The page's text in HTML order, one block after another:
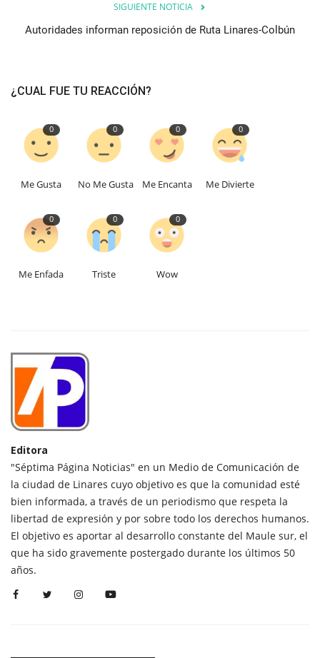
SIGUIENTE NOTICIA
Autoridades informan reposición de Ruta Linares-Colbún
¿CUAL FUE TU REACCIÓN?
0
Me Gusta
0
No Me Gusta
0
Me Encanta
0
Me Divierte
0
Me Enfada
0
Triste
0
Wow
Editora
"Séptima Página Noticias" en un Medio de Comunicación de
la ciudad de Linares cuyo objetivo es que la comunidad esté
bien informada, a través de un periodismo que respeta la
libertad de expresión y por sobre todo los derechos humanos.
El objetivo es aportar al desarrollo constante del Maule sur, el
que ha sido gravemente postergado durante los últimos 50
años.